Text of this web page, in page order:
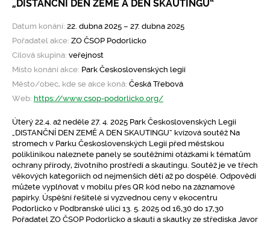
„DISTANČNÍ DEN ZEMĚ A DEN SKAUTINGU“
Datum konání: 22. dubna 2025 – 27. dubna 2025
Pořadatel akce: ZO ČSOP Podorlicko
Cílová skupina: veřejnost
Místo konání akce: Park Československých legií
Město/obec, kde se akce koná: Česká Třebová
Web: https://www.csop-podorlicko.org/
Úterý 22.4. až neděle 27. 4. 2025 Park Československých Legií
„DISTANČNÍ DEN ZEMĚ A DEN SKAUTINGU“ kvízová soutěž Na
stromech v Parku Československých Legií před městskou
poliklinikou naleznete panely se soutěžními otázkami k tématům
ochrany přírody, životního prostředí a skautingu. Soutěž je ve třech
věkových kategoriích od nejmenších dětí až po dospělé. Odpovědi
můžete vyplňovat v mobilu přes QR kód nebo na záznamové
papírky. Úspěšní řešitelé si vyzvednou ceny v ekocentru
Podorlicko v Podbranské ulici 13. 5. 2025 od 16,30 do 17,30
Pořadatel ZO ČSOP Podorlicko a skauti a skautky ze střediska Javor